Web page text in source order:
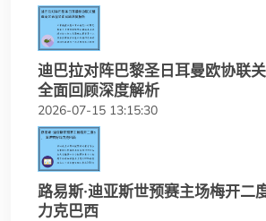
迪巴拉对阵巴黎圣日耳曼欧协联
全面回顾深度解析
2026-07-15 13:15:30
路易斯·迪亚斯世预赛主场梅开二
力克巴西